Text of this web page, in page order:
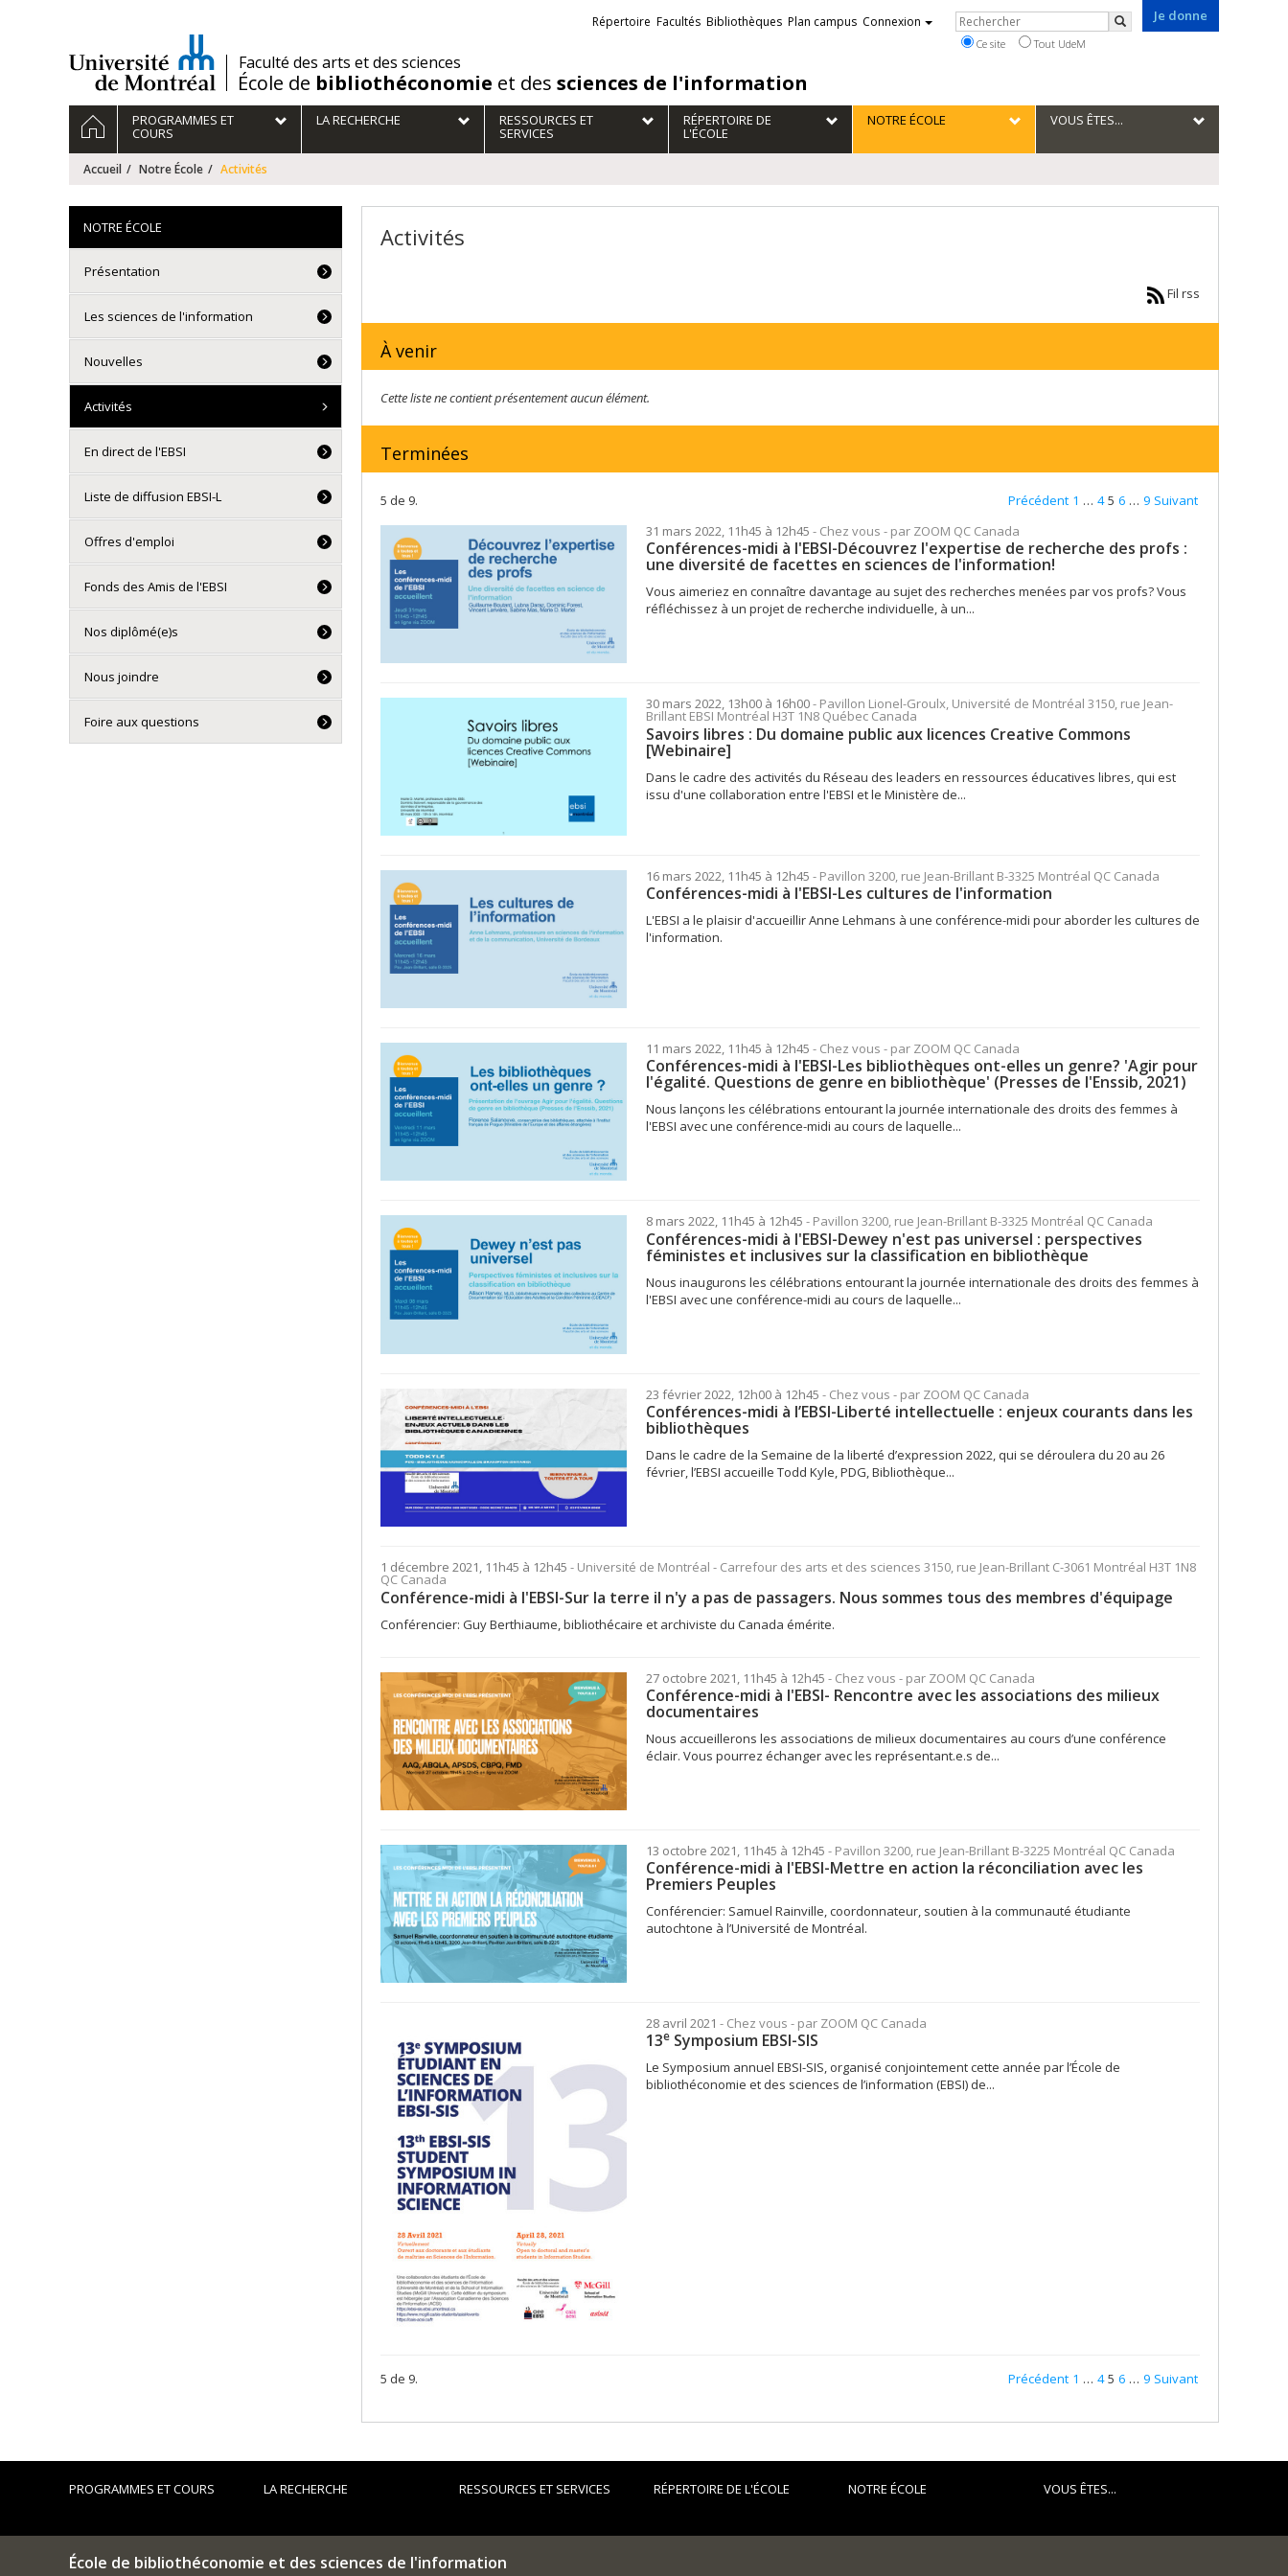
/Faculté des arts et des sciences
École de bibliothéconomie et des sciences de l'information
Je donne
Liens
externes
Répertoire Facultés Bibliothèques Plan campus Connexion Rechercher
Rechercher
Ce site Tout UdeM
Navigation
principale
ACCUEILPROGRAMMES ET
COURS
LA RECHERCHE RESSOURCES ET
SERVICES
RÉPERTOIRE DE
L'ÉCOLE
NOTRE ÉCOLE VOUS ÊTES...
Accueil Notre École Activités
Activités
Fil rss
À venir
Cette liste ne contient présentement aucun élément.
Terminées
5 de 9. Précédent 1 … 4 5 6 … 9 Suivant
31 mars 2022, 11h45 à 12h45 - Chez vous - par ZOOM QC Canada
Conférences-midi à l'EBSI-Découvrez l'expertise de recherche des profs :
une diversité de facettes en sciences de l'information!
Vous aimeriez en connaître davantage au sujet des recherches menées par vos profs? Vous
réfléchissez à un projet de recherche individuelle, à un...
30 mars 2022, 13h00 à 16h00- Pavillon Lionel-Groulx, Université de Montréal 3150, rue Jean-
Brillant EBSI Montréal H3T 1N8 Québec Canada
Savoirs libres : Du domaine public aux licences Creative Commons
[Webinaire]
Dans le cadre des activités du Réseau des leaders en ressources éducatives libres, qui est
issu d'une collaboration entre l'EBSI et le Ministère de...
16 mars 2022, 11h45 à 12h45 - Pavillon 3200, rue Jean-Brillant B-3325 Montréal QC Canada
Conférences-midi à l'EBSI-Les cultures de l'information
L'EBSI a le plaisir d'accueillir Anne Lehmans à une conférence-midi pour aborder les cultures de
l'information.
11 mars 2022, 11h45 à 12h45 - Chez vous - par ZOOM QC Canada
Conférences-midi à l'EBSI-Les bibliothèques ont-elles un genre? 'Agir pour
l'égalité. Questions de genre en bibliothèque' (Presses de l'Enssib, 2021)
Nous lançons les célébrations entourant la journée internationale des droits des femmes à
l'EBSI avec une conférence-midi au cours de laquelle...
8 mars 2022, 11h45 à 12h45 - Pavillon 3200, rue Jean-Brillant B-3325 Montréal QC Canada
Conférences-midi à l'EBSI-Dewey n'est pas universel : perspectives
féministes et inclusives sur la classification en bibliothèque
Nous inaugurons les célébrations entourant la journée internationale des droits des femmes à
l'EBSI avec une conférence-midi au cours de laquelle...
23 février 2022, 12h00 à 12h45 - Chez vous - par ZOOM QC Canada
Conférences-midi à l’EBSI-Liberté intellectuelle : enjeux courants dans les
bibliothèques
Dans le cadre de la Semaine de la liberté d’expression 2022, qui se déroulera du 20 au 26
février, l’EBSI accueille Todd Kyle, PDG, Bibliothèque...
1 décembre 2021, 11h45 à 12h45 - Université de Montréal - Carrefour des arts et des sciences 3150, rue Jean-Brillant C-3061 Montréal H3T 1N8
QC Canada
Conférence-midi à l'EBSI-Sur la terre il n'y a pas de passagers. Nous sommes tous des membres d'équipage
Conférencier: Guy Berthiaume, bibliothécaire et archiviste du Canada émérite.
27 octobre 2021, 11h45 à 12h45 - Chez vous - par ZOOM QC Canada
Conférence-midi à l'EBSI- Rencontre avec les associations des milieux
documentaires
Nous accueillerons les associations de milieux documentaires au cours d’une conférence
éclair. Vous pourrez échanger avec les représentant.e.s de...
13 octobre 2021, 11h45 à 12h45 - Pavillon 3200, rue Jean-Brillant B-3225 Montréal QC Canada
Conférence-midi à l'EBSI-Mettre en action la réconciliation avec les
Premiers Peuples
Conférencier: Samuel Rainville, coordonnateur, soutien à la communauté étudiante
autochtone à l’Université de Montréal.
28 avril 2021 - Chez vous - par ZOOM QC Canada
13eSymposium EBSI-SIS
Le Symposium annuel EBSI-SIS, organisé conjointement cette année par l’École de
bibliothéconomie et des sciences de l’information (EBSI) de...
5 de 9. Précédent 1 … 4 5 6 … 9 Suivant
NOTRE ÉCOLE
Présentation
Les sciences de l'information
Nouvelles
Activités
En direct de l'EBSI
Liste de diffusion EBSI-L
Offres d'emploi
Fonds des Amis de l'EBSI
Nos diplômé(e)s
Nous joindre
Foire aux questions
PROGRAMMES ET COURS LA RECHERCHE RESSOURCES ET SERVICES RÉPERTOIRE DE L'ÉCOLE NOTRE ÉCOLE VOUS ÊTES...
École de bibliothéconomie et des sciences de l'information